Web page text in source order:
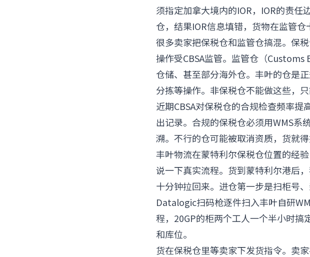
须指定加拿大境内的IOR，IOR的责
仓，结果IOR信息填错，货物在监管仓
很多卖家把保税仓和监管仓搞混。保
操作受CBSA监管。监管仓（
仓储、甚至部分海外仓。丰叶的仓是
分拣等操作。非保税仓不能做这些，只
近期CBSA对保税仓的合规检查频率
出记录。合规的保税仓必须用WMS系
溯。不行的仓可能被取消资质，货就得
丰叶物流在蒙特利尔保税仓位置的经
说一下真实流程。货到蒙特利尔港后
十分钟拉回来。进仓第一步是扫柜号
Datalogic扫码枪逐件扫入丰叶自研
程，20GP的柜两个工人一个半小时
和库位。
货在保税仓里等卖家下发货指令。卖